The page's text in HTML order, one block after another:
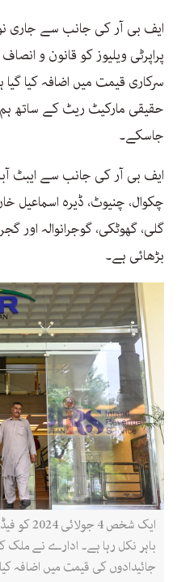
ایف بی آر کی جانب سے جاری
پراپرٹی ویلیوز کو قانون و
سرکاری قیمت میں اضافہ کیا
حقیقی مارکیٹ ریٹ کے ساتھ ہم
جاسکے۔
ایف بی آر کی جانب سے ایبٹ
چکوال، چنیوٹ، ڈیرہ اسماعیل
گلی، گھوٹکی، گوجرانوالہ اور
بڑھائی ہے۔
ایک شخص
جائیدادوں کی قیمت میں اضافہ